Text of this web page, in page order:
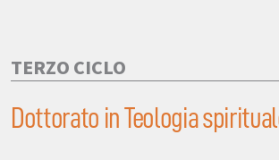
TERZO CICLO
Dottorato in Teologia